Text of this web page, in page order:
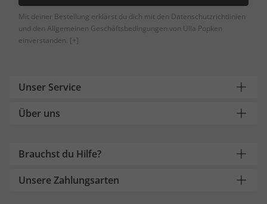
Mit deiner Bestellung erklärst du dich mit den Datenschutzrichtlinien
und den Allgemeinen Geschäftsbedingungen von Ulla Popken
einverstanden. [+]
Unser Service
Über uns
Brauchst du Hilfe?
Unsere Zahlungsarten